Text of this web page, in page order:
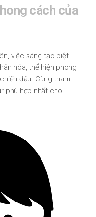
cách của
việc sáng tạo biệt
hóa, thể hiện phong
đấu. Cùng tham
phù hợp nhất cho